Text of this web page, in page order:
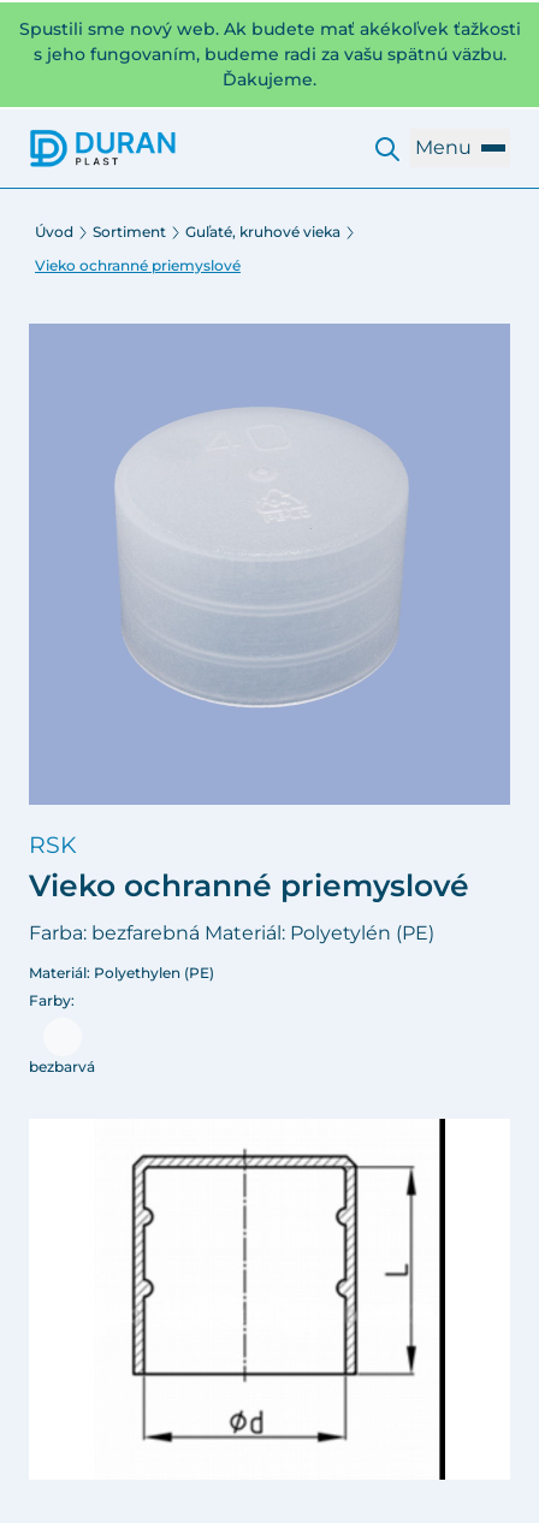
Spustili sme nový web. Ak budete mať akékoľvek ťažkosti
s jeho fungovaním, budeme radi za vašu spätnú väzbu.
Ďakujeme.
Menu
Úvod Sortiment
Guľaté, kruhové vieka
Vieko ochranné priemyslové
RSK
Vieko ochranné priemyslové
Farba: bezfarebná Materiál: Polyetylén (PE)
Materiál: Polyethylen (PE)
Farby:
bezbarvá